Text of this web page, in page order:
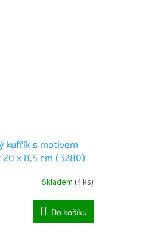
kufřík s motivem
20 x 8,5 cm (3280)
Skladem (4 ks)
Do košíku